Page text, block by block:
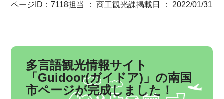
ページID：7118担当 ： 商工観光課掲載日 ： 2022/01/31
多言語観光情報サイト
「Guidoor(ガイドア)」の南国
市ページが完成しました！